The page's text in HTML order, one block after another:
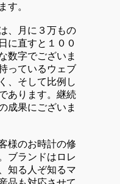
す。
、月に３万もの
に直すと１００
数字でございま
っているウェブ
、そして比例し
あります。継続
成果にございま
様のお時計の修
ブランドはロレ
知る人ぞ知るマ